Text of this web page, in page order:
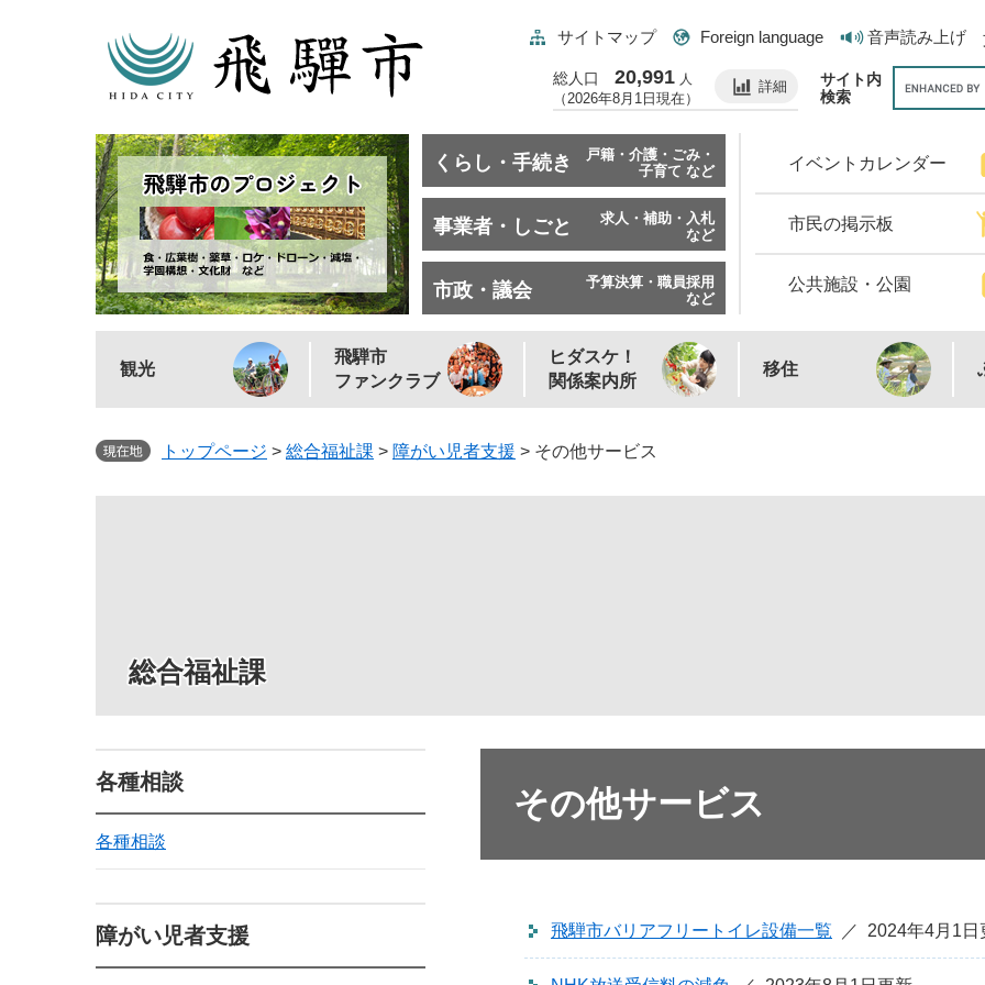
サイトマップ Foreign language 音声読み上げ
総人口 20,991 人
（2026年8月1日現在）
詳細
サイト内
検索
くらし・手続き
戸籍・介護・ごみ・
子育て など
事業者・しごと
求人・補助・入札
など
市政・議会
予算決算・職員採用
など
イベントカレンダー
市民の掲示板
公共施設・公園
観光
飛騨市
ファンクラブ
ヒダスケ！
関係案内所
移住
トップページ > 総合福祉課 > 障がい児者支援 > その他サービス
総合福祉課
各種相談
各種相談
障がい児者支援
その他サービス
飛騨市バリアフリートイレ設備一覧 2024年4月1日